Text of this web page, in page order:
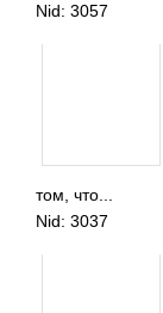
Nid: 3057
том, что...
Nid: 3037